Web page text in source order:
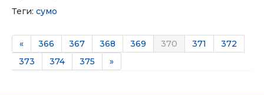
Теги: сумо
« 366 367 368 369 370 371
372
373
374 375 »